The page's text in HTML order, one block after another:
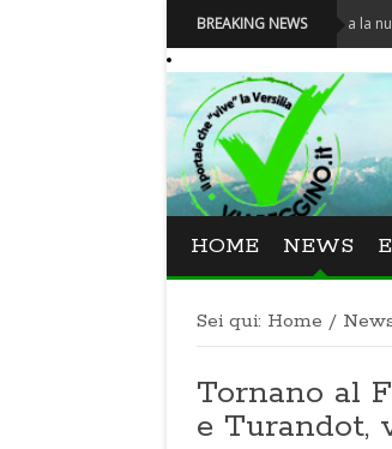
BREAKING NEWS
Carnevale - Nominata la nuova
HOME NEWS
Sei qui: Home /
Tornano al
e Turandot,